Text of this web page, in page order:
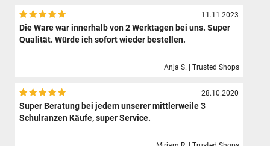
11.11.2023
Die Ware war innerhalb von 2 Werktagen bei uns. Super
Qualität. Würde ich sofort wieder bestellen.
Anja S. | Trusted Shops
28.10.2020
Super Beratung bei jedem unserer mittlerweile 3
Schulranzen Käufe, super Service.